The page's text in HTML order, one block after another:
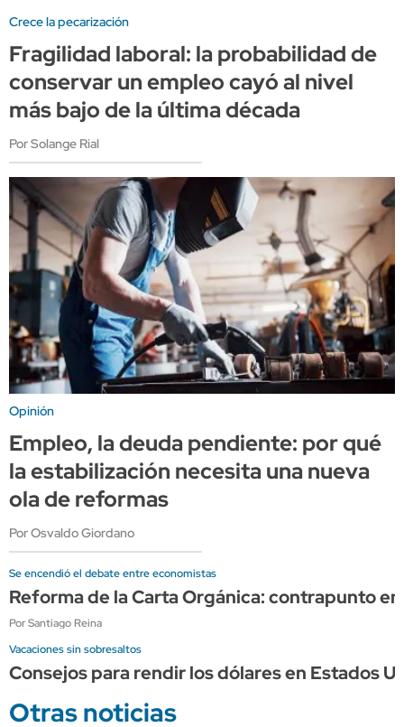
Crece la pecarización
Fragilidad laboral: la probabilidad de
conservar un empleo cayó al nivel
más bajo de la última década
Por Solange Rial
Opinión
Empleo, la deuda pendiente: por qué
la estabilización necesita una nueva
ola de reformas
Por Osvaldo Giordano
Se encendió el debate entre economistas
Reforma de la Carta Orgánica: contrapunto
Por Santiago Reina
Vacaciones sin sobresaltos
Consejos para rendir los dólares en Estados
Otras noticias